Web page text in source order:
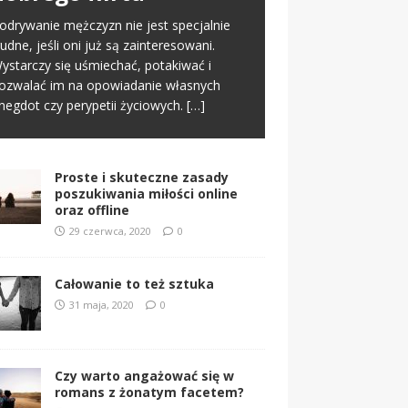
mężczyzn nie jest specjalnie
jeśli oni już są zainteresowani.
się uśmiechać, potakiwać i
im na opowiadanie własnych
czy perypetii życiowych. […]
online. To normalny schemat we
świecie. Na tym etapie
się pierwsze pierwsze[…]
miłości nic nie jest proste i między
dlatego jest ona tak wspaniała. Nie
to jednak, że samo zabieranie się
miłość musi[…]
Proste i skuteczne zasady
poszukiwania miłości online
oraz offline
29 czerwca, 2020 0
Całowanie to też sztuka
31 maja, 2020 0
Czy warto angażować się w
romans z żonatym facetem?